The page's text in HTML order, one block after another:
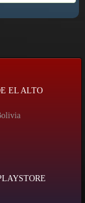
EL ALTO